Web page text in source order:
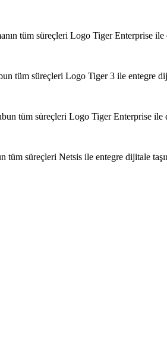
tüm süreçleri Logo Tiger Enterprise ile
tüm süreçleri Logo Tiger 3 ile entegre
tüm süreçleri Logo Tiger Enterprise ile
süreçleri Netsis ile entegre dijitale